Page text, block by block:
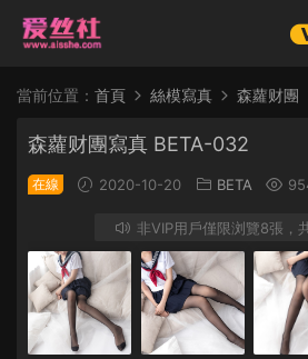
當前位置： 首頁 絲模寫真 森蘿财團
森蘿财團寫真 BETA-032
在線 2020-10-20 BETA
非VIP用戶僅限浏覽8張，